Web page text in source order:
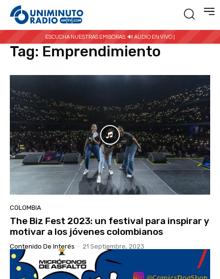
ESCUCHA NUESTRAS EMISORAS: 🔊 AUDIO EN VIVO |
Inicio Etiquetas Emprendimiento
Tag: Emprendimiento
COLOMBIA
The Biz Fest 2023: un festival para inspirar y
motivar a los jóvenes colombianos
Contenido De Interés - 21 Septiembre, 2023